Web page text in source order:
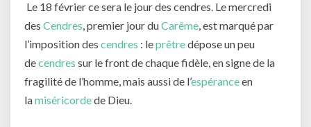
Le 18 février ce sera le jour des cendres. Le mercredi
des Cendres, premier jour duCarême, est marqué par
l’imposition des cendres : leprêtredépose un peu
decendres sur le front de chaque fidèle, en signe de la
fragilité de l’homme, mais aussi de l’espéranceen
lamiséricordede Dieu.